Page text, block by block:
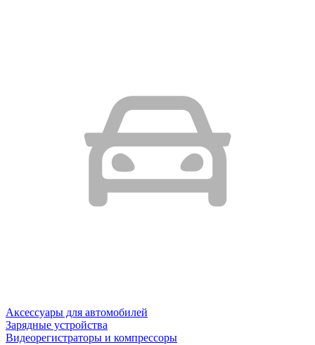
Аксессуары для автомобилей
Зарядные устройства
Видеорегистраторы и компрессоры